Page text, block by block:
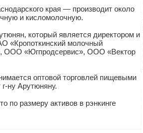
края — производит около
и кисломолочную.
который является директором и
«Кропоткинский молочный
ООО «Югпродсервис», ООО «Вектор
оптовой торговлей пищевыми
ну Арутюняну.
по размеру активов в рэнкинге